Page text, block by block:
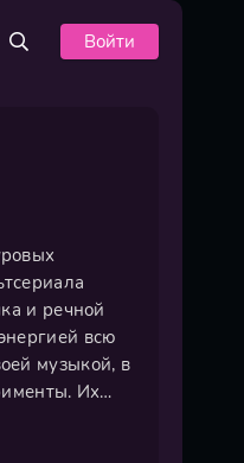
Войти
и речной
всю
музыкой, в
Их